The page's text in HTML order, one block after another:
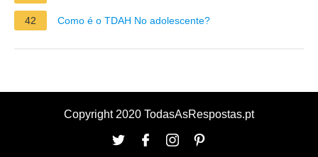
42 Como é o TDAH No adolescente?
Copyright 2020 TodasAsRespostas.pt